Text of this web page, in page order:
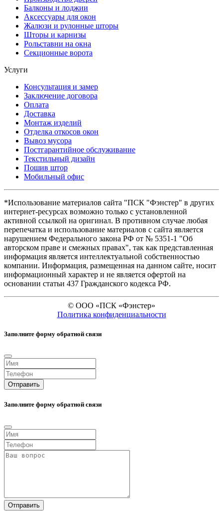
Балконы и лоджии
Аксессуары для окон
Жалюзи и рулонные шторы
Шторы и карнизы
Рольставни на окна
Секционные ворота
Услуги
Консультация и замер
Заключение договора
Оплата
Доставка
Монтаж изделий
Отделка откосов окон
Вывоз мусора
Постгарантийное обслуживание
Текстильный дизайн
Пошив штор
Мобильный офис
*Использование материалов сайта "ПСК "Фэнстер" в других
интернет-ресурсах возможно только с установленной
активной ссылкой на оригинал. В противном случае любая
перепечатка и иcпользование материалов с сайта является
нарушением Федерального закона РФ от № 5351-1 "Об
авторском праве и смежных правах", так как представленная
информация является интеллектуальной собственностью
компании. Информация, размещенная на данном сайте, носит
информационный характер и не является офертой на
основании статьи 437 Гражданского кодекса РФ.
© ООО «ПСК «Фэнстер»
Политика конфиденциальности
Заполните форму обратной связи
Отправить
Заполните форму обратной связи
Отправить